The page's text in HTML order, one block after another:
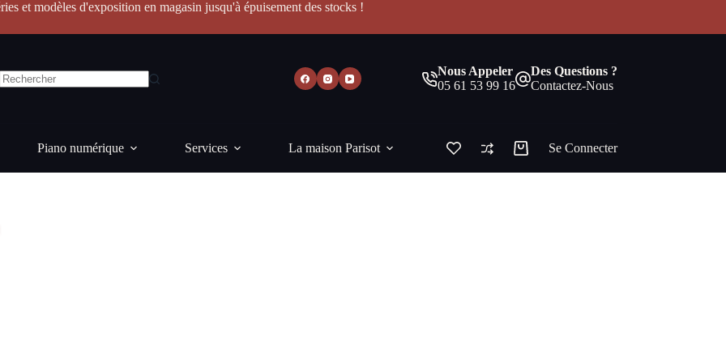
et modèles d'exposition en magasin jusqu'à épuisement des stocks !
Nous Appeler
05 61 53 99 16
Des Questions ?
Contactez-Nous
Piano numérique Services La maison Parisot
Panier
Se Connecter